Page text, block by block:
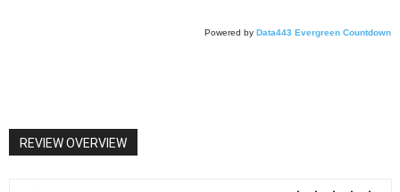
Powered by Data443 Evergreen Countdown
REVIEW OVERVIEW